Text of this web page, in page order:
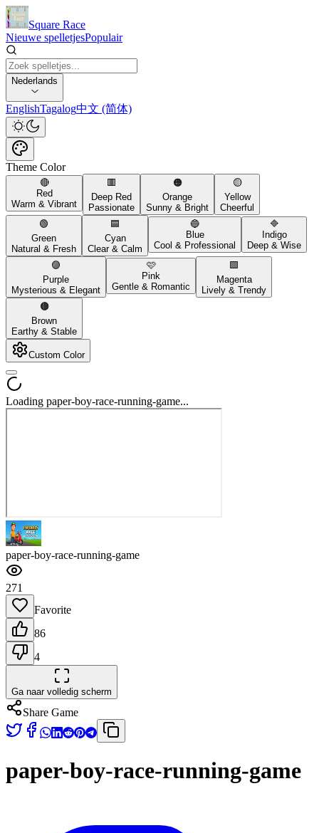
Square Race
Nieuwe spelletjesPopulair
Nederlands
EnglishTagalog中文 (简体)
Theme Color
🔴
Red
Warm & Vibrant
🟥
Deep Red
Passionate
🟠
Orange
Sunny & Bright
🟡
Yellow
Cheerful
🟢
Green
Natural & Fresh
🟦
Cyan
Clear & Calm
🔵
Blue
Cool & Professional
🔷
Indigo
Deep & Wise
🟣
Purple
Mysterious & Elegant
🩷
Pink
Gentle & Romantic
🟪
Magenta
Lively & Trendy
🟤
Brown
Earthy & Stable
Custom Color
Loading paper-boy-race-running-game...
paper-boy-race-running-game
271
Favorite
86
4
Ga naar volledig scherm
Share Game
paper-boy-race-running-game